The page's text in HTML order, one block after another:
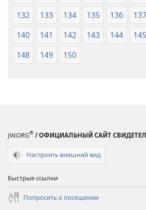
132
133 134 135 136 137
140
141 142 143 144 145
148
149 150
JW.ORG® / ОФИЦИАЛЬНЫЙ САЙТ
Настроить внешний вид
Быстрые ссылки
Попросить о посещении